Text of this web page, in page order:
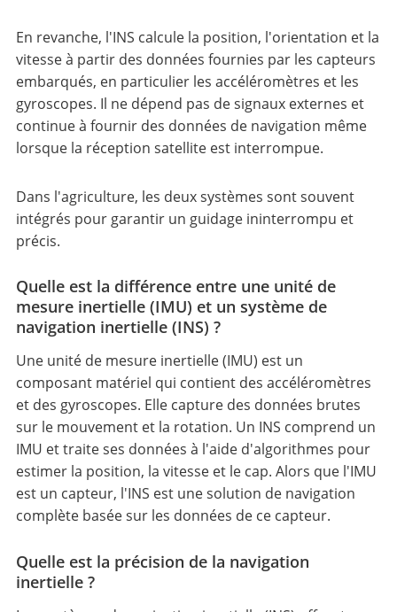
En revanche, l'INS calcule la position, l'orientation et la
vitesse à partir des données fournies par les capteurs
embarqués, en particulier les accéléromètres et les
gyroscopes. Il ne dépend pas de signaux externes et
continue à fournir des données de navigation même
lorsque la réception satellite est interrompue.
Dans l'agriculture, les deux systèmes sont souvent
intégrés pour garantir un guidage ininterrompu et
précis.
Quelle est la différence entre une unité de
mesure inertielle (IMU) et un système de
navigation inertielle (INS) ?
Une unité de mesure inertielle (IMU) est un
composant matériel qui contient des accéléromètres
et des gyroscopes. Elle capture des données brutes
sur le mouvement et la rotation. Un INS comprend un
IMU et traite ses données à l'aide d'algorithmes pour
estimer la position, la vitesse et le cap. Alors que l'IMU
est un capteur, l'INS est une solution de navigation
complète basée sur les données de ce capteur.
Quelle est la précision de la navigation
inertielle ?